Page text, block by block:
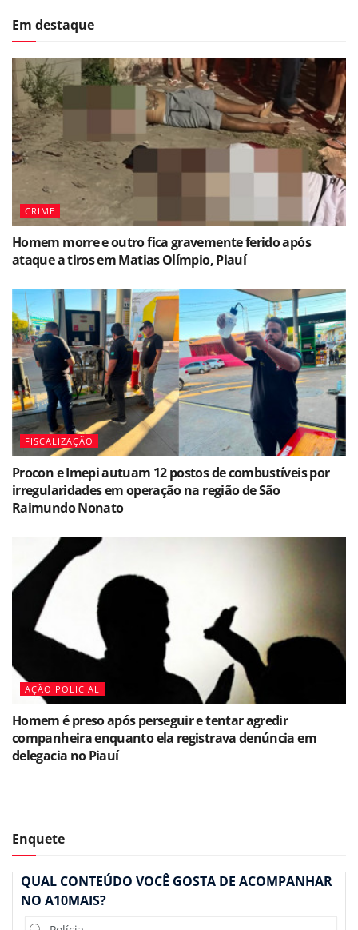
Em destaque
CRIME
Homem morre e outro fica gravemente ferido após
ataque a tiros em Matias Olímpio, Piauí
FISCALIZAÇÃO
Procon e Imepi autuam 12 postos de combustíveis por
irregularidades em operação na região de São
Raimundo Nonato
AÇÃO POLICIAL
Homem é preso após perseguir e tentar agredir
companheira enquanto ela registrava denúncia em
delegacia no Piauí
Enquete
QUAL CONTEÚDO VOCÊ GOSTA DE ACOMPANHAR
NO A10MAIS?